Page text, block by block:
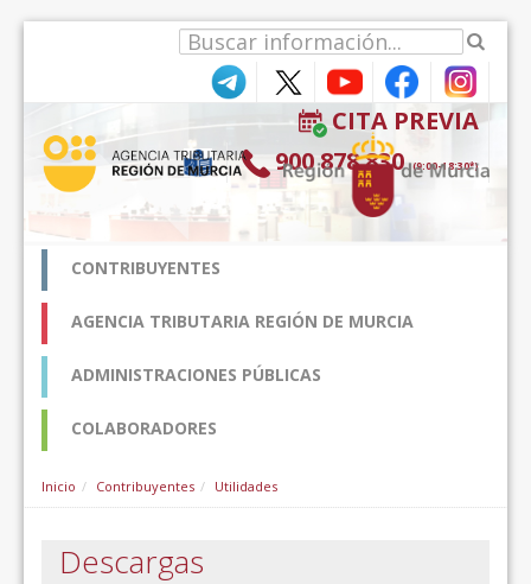
CITA PREVIA
900 878 830 (9:00-18:30*)
CONTRIBUYENTES
AGENCIA TRIBUTARIA REGIÓN DE MURCIA
ADMINISTRACIONES PÚBLICAS
COLABORADORES
Inicio Contribuyentes Utilidades
Descargas